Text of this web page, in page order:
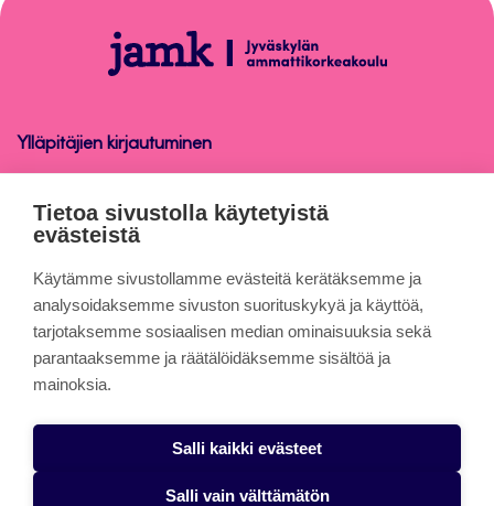
Sähköinen
Arkisto
Ylläpitäjien kirjautuminen
Sähköinen Arkisto
Tietoa sivuista
Evästeet
Saavutettavuusseloste
Tietosuojaseloste
Alasottoilmoitus
Tietoa sivustolla käytetyistä
evästeistä
Käytämme sivustollamme evästeitä kerätäksemme ja
analysoidaksemme sivuston suorituskykyä ja käyttöä,
tarjotaksemme sosiaalisen median ominaisuuksia sekä
parantaaksemme ja räätälöidäksemme sisältöä ja
mainoksia.
Salli kaikki evästeet
Salli vain välttämätön